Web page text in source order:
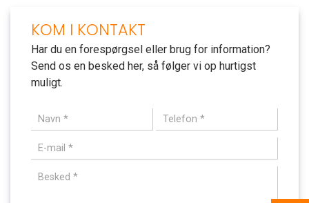
KOM I KONTAKT
Har du en forespørgsel eller brug for information?
Send os en besked her, så følger vi op hurtigst
muligt.